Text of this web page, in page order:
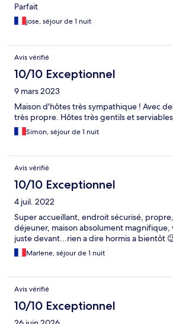
Parfait
jose, séjour de 1 nuit
Avis vérifié
10/10 Exceptionnel
9 mars 2023
Maison d'hôtes très sympathique ! Avec
très propre. Hôtes très gentils et
Simon, séjour de 1 nuit
Avis vérifié
10/10 Exceptionnel
4 juil. 2022
Super accueillant, endroit sécurisé,
déjeuner, maison absolument
juste devant...rien a dire hormis a bientôt
Marlene, séjour de 1 nuit
Avis vérifié
10/10 Exceptionnel